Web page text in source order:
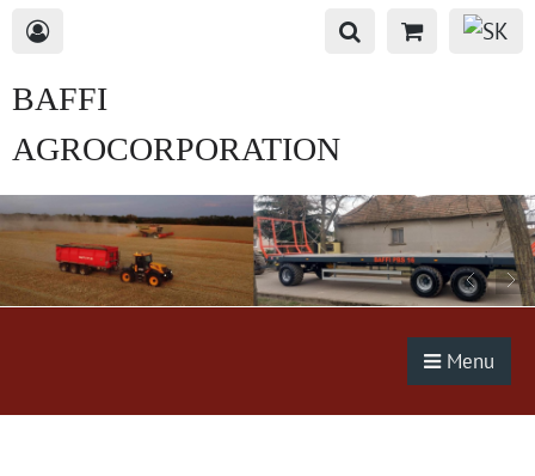
BAFFI
AGROCORPORATION
s.r.o.
Menu